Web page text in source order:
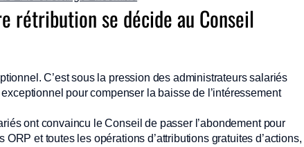
rétribution se décide au Conseil
C’est sous la pression des administrateurs salariés
pour compenser la baisse de l’intéressement
ont convaincu le Conseil de passer l’abondement pour
et toutes les opérations d’attributions gratuites d’actions,